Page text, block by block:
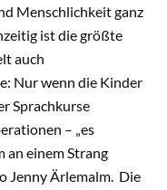
Menschlichkeit ganz
ist die größte
auch
Nur wenn die Kinder
Sprachkurse
– „es
an einem Strang
Jenny Ärlemalm. Die